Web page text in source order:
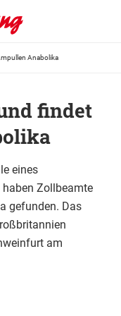
Anabolika
findet
eines
Zollbeamte
gefunden. Das
am